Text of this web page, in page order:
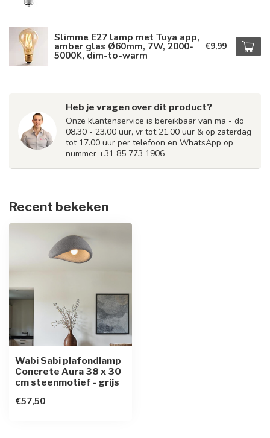
Slimme E27 lamp met Tuya app,
amber glas Ø60mm, 7W, 2000-
5000K, dim-to-warm
€9,99
Heb je vragen over dit product?
Onze klantenservice is bereikbaar van ma - do
08.30 - 23.00 uur, vr tot 21.00 uur & op zaterdag
tot 17.00 uur per telefoon en WhatsApp op
nummer +31 85 773 1906
Recent bekeken
Wabi Sabi plafondlamp
Concrete Aura 38 x 30
cm steenmotief - grijs
€57,50